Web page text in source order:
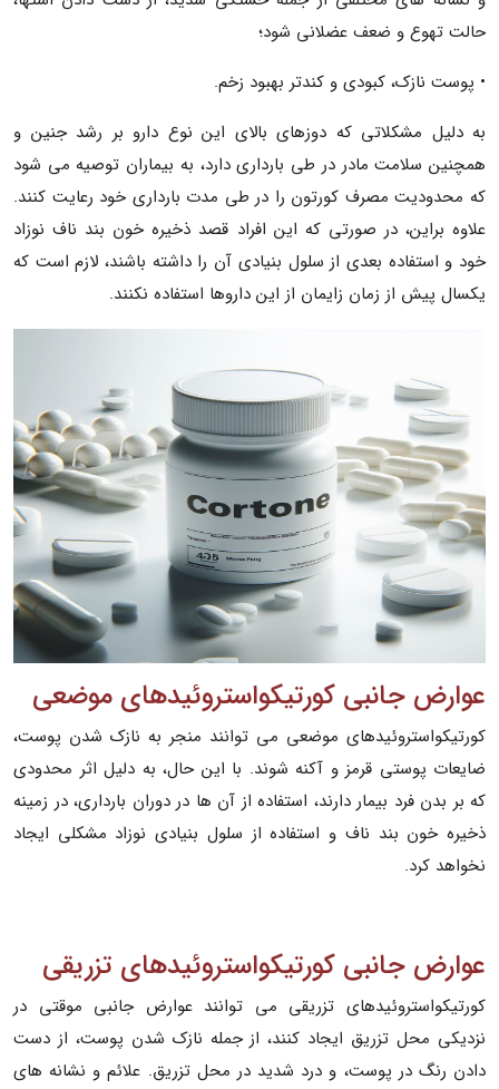
حالت تهوع و ضعف عضلانی شود؛
• پوست نازک، کبودی و کندتر بهبود زخم.
به دلیل مشکلاتی که دوزهای بالای این نوع دارو بر رشد جنین و
همچنین سلامت مادر در طی بارداری دارد، به بیماران توصیه می شود
که محدودیت مصرف کورتون را در طی مدت بارداری خود رعایت کنند.
علاوه براین، در صورتی که این افراد قصد ذخیره خون بند ناف نوزاد
خود و استفاده بعدی از سلول بنیادی آن را داشته باشند، لازم است که
یکسال پیش از زمان زایمان از این داروها استفاده نکنند.
عوارض جانبی کورتیکواستروئیدهای موضعی
کورتیکواستروئیدهای موضعی می توانند منجر به نازک شدن پوست،
ضایعات پوستی قرمز و آکنه شوند. با این حال، به دلیل اثر محدودی
که بر بدن فرد بیمار دارند، استفاده از آن ها در دوران بارداری، در زمینه
ذخیره خون بند ناف و استفاده از سلول بنیادی نوزاد مشکلی ایجاد
نخواهد کرد.
عوارض جانبی کورتیکواستروئیدهای تزریقی
کورتیکواستروئیدهای تزریقی می توانند عوارض جانبی موقتی در
نزدیکی محل تزریق ایجاد کنند، از جمله نازک شدن پوست، از دست
دادن رنگ در پوست، و درد شدید در محل تزریق. علائم و نشانه های